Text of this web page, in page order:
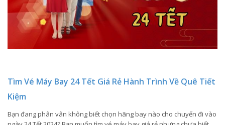
Tìm Vé Máy Bay 24 Tết Giá Rẻ Hành Trình Về Quê Tiết
Kiệm
Bạn đang phân vân không biết chọn hãng bay nào cho chuyến đi vào